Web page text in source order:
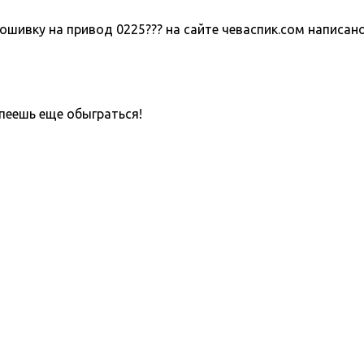
на привод 0225??? на сайте чеваспик.сом
еще обыграться!